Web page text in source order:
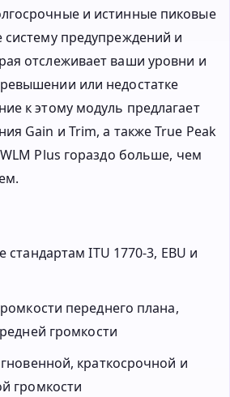
и истинные пиковые
систему предупреждений и
отслеживает ваши уровни и
или недостатке
к этому модуль предлагает
Gain и Trim, а также True Peak
Plus гораздо больше, чем
стандартам ITU 1770-3, EBU и
переднего плана,
громкости
краткосрочной и
громкости